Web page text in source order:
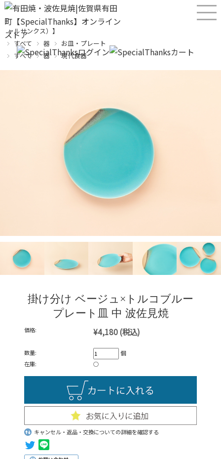
産直！有田焼、波佐見焼オンラインショップ【SPECIALTHANKS（スペシ
ャルサンクス）】
すべて
器
お皿・プレート
すべて
器 現代食器
掛け分け ベージュ×トルコブルー
プレート皿 中 波佐見焼
価格: ¥4,180(税込)
数量:
個
在庫:
○
キャンセル・返品・交換についての詳細を確認する